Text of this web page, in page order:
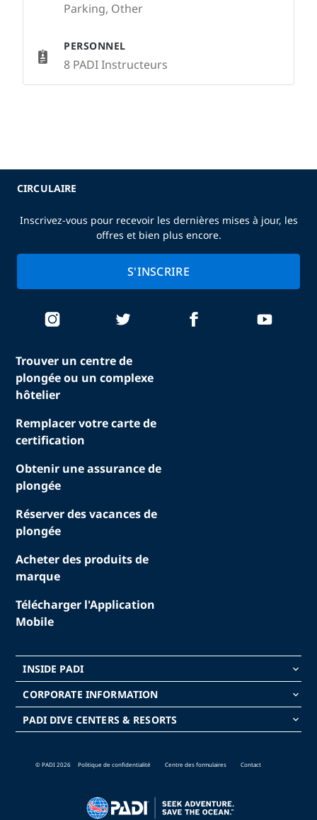
Parking, Other
PERSONNEL
8 PADI Instructeurs
Trouver un centre de
plongée ou un complexe
hôtelier
Remplacer votre carte de
certification
Obtenir une assurance de
plongée
Réserver des vacances de
plongée
Acheter des produits de
marque
Télécharger l'Application
Mobile
INSIDE PADI keyboard_arrow_down
CORPORATE INFORMATION keyboard_arrow_down
PADI DIVE CENTERS & RESORTS keyboard_arrow_down
CIRCULAIRE
Inscrivez-vous pour recevoir les dernières mises à jour, les
offres et bien plus encore.
S'INSCRIRE
© PADI 2026 Politique de confidentialité Centre des formulaires Contact